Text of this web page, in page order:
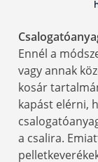
Ennél a
vagy annak
kosár
kapást elérni,
a csalira.